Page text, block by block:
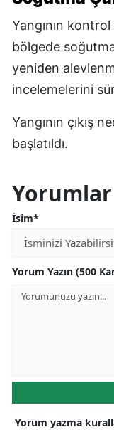
Yangının kontrol
bölgede soğutma
yeniden
incelemelerini
Yangının çıkış
başlatıldı.
Yorumlar
İsim*
Yorum Yazın (500
Yorum yazma